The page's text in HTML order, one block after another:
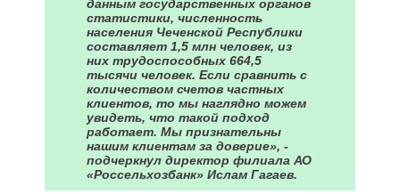
данным государственных органов
статистики, численность
населения Чеченской Республики
составляет 1,5 млн человек, из
них трудоспособных 664,5
тысячи человек. Если сравнить с
количеством счетов частных
клиентов, то мы наглядно можем
увидеть, что такой подход
работает. Мы признательны
нашим клиентам за доверие», -
подчеркнул директор филиала АО
«Россельхозбанк» Ислам Гагаев.